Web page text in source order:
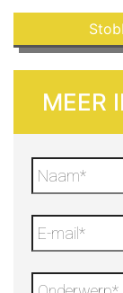
MEER